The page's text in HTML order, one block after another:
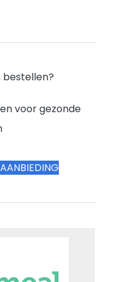
voor gezonde